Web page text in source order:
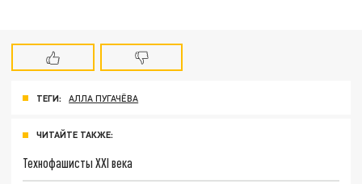
ТЕГИ: АЛЛА ПУГАЧЁВА
ЧИТАЙТЕ ТАКЖЕ:
Технофашисты XXI века